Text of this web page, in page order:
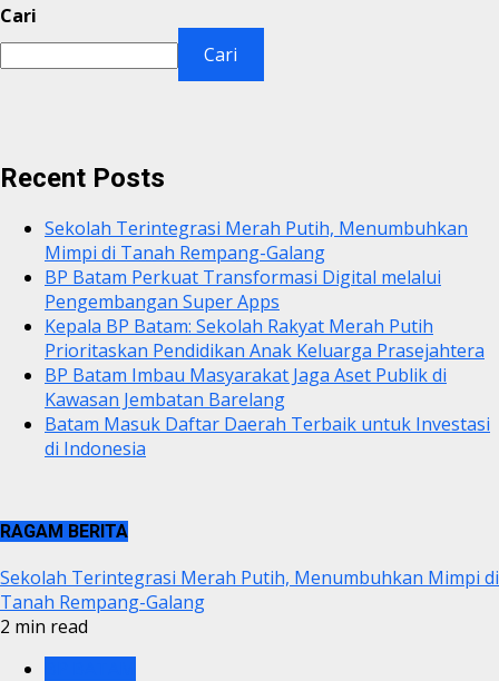
Cari
Cari
Recent Posts
Sekolah Terintegrasi Merah Putih, Menumbuhkan
Mimpi di Tanah Rempang-Galang
BP Batam Perkuat Transformasi Digital melalui
Pengembangan Super Apps
Kepala BP Batam: Sekolah Rakyat Merah Putih
Prioritaskan Pendidikan Anak Keluarga Prasejahtera
BP Batam Imbau Masyarakat Jaga Aset Publik di
Kawasan Jembatan Barelang
Batam Masuk Daftar Daerah Terbaik untuk Investasi
di Indonesia
RAGAM BERITA
Sekolah Terintegrasi Merah Putih, Menumbuhkan Mimpi di
Tanah Rempang-Galang
2 min read